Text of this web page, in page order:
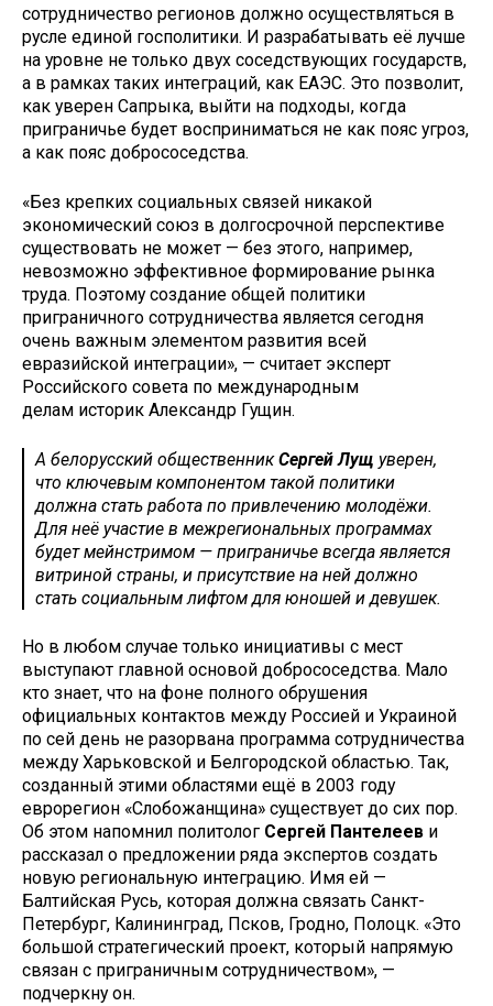
сотрудничество регионов должно осуществляться в
русле единой госполитики. И разрабатывать её лучше
на уровне не только двух соседствующих государств,
а в рамках таких интеграций, как ЕАЭС. Это позволит,
как уверен Сапрыка, выйти на подходы, когда
приграничье будет восприниматься не как пояс угроз,
а как пояс добрососедства.
«Без крепких социальных связей никакой
экономический союз в долгосрочной перспективе
существовать не может — без этого, например,
невозможно эффективное формирование рынка
труда. Поэтому создание общей политики
приграничного сотрудничества является сегодня
очень важным элементом развития всей
евразийской интеграции», — считает эксперт
Российского совета по международным
делам историк Александр Гущин.
А белорусский общественникСергей Лущ уверен,
что ключевым компонентом такой политики
должна стать работа по привлечению молодёжи.
Для неё участие в межрегиональных программах
будет мейнстримом — приграничье всегда является
витриной страны, и присутствие на ней должно
стать социальным лифтом для юношей и девушек.
Но в любом случае только инициативы с мест
выступают главной основой добрососедства. Мало
кто знает, что на фоне полного обрушения
официальных контактов между Россией и Украиной
по сей день не разорвана программа сотрудничества
между Харьковской и Белгородской областью. Так,
созданный этими областями ещё в 2003 году
еврорегион «Слобожанщина» существует до сих пор.
Об этом напомнил политолог Сергей Пантелеев и
рассказал о предложении ряда экспертов создать
новую региональную интеграцию. Имя ей —
Балтийская Русь, которая должна связать Санкт-
Петербург, Калининград, Псков, Гродно, Полоцк. «Это
большой стратегический проект, который напрямую
связан с приграничным сотрудничеством», —
подчеркну он.